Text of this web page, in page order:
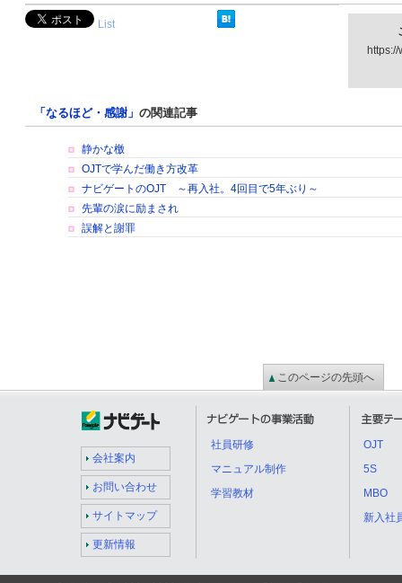
List
「なるほど・感謝」 の関連記事
静かな檄
OJTで学んだ働き方改革
ナビゲートのOJT ～再入社。4回目で5年ぶり～
先輩の涙に励まされ
誤解と謝罪
このページの先頭へ
会社案内
お問い合わせ
サイトマップ
更新情報
社員研修
マニュアル制作
学習教材
OJT
5S
MBO
新入社